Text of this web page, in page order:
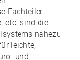
Fachteiler,
etc. sind die
nahezu
leichte,
und